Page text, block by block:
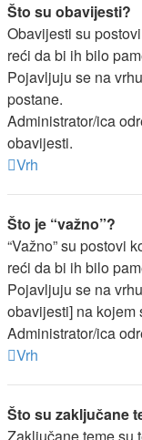
Što su obavijesti?
Obavijesti su
reći da bi ih bilo
Pojavljuju se na
postane.
Administrator/ica
obavijesti.
Vrh
Što je “važno”?
“Važno” su postovi
reći da bi ih bilo
Pojavljuju se na
obavijesti] na kojem
Administrator/ica
Vrh
Što su zaključane